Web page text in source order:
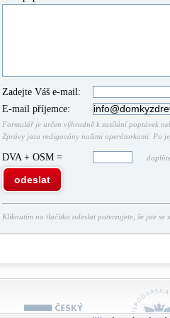
Zadejte Váš e-mail:
E-mail příjemce:
Formulář je určen výhradně k zasílání poptávek
Zprávy jsou redigovány našimi operátorkami. Po
DVA + OSM =
odeslat
Kliknutím na tlačítko odeslat potvrzujete, že jste se